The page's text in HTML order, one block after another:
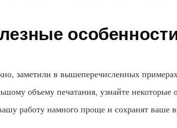
заметили в вышеперечисленных
объему печатания, узнайте некоторые
работу намного проще и сохранят ваше